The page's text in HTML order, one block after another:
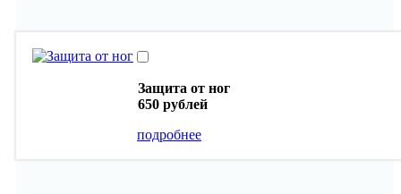
Защита от ног
650 рублей
подробнее